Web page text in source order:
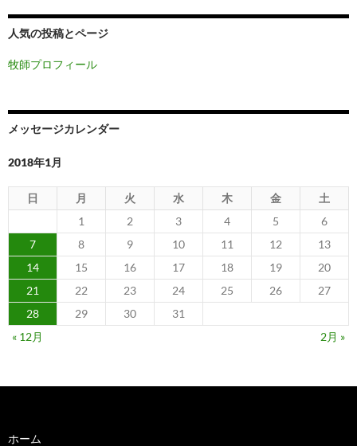
人気の投稿とページ
牧師プロフィール
メッセージカレンダー
2018年1月
日 月 火 水 木 金
土
1
2 3 4 5
6
7
8 9 10 11 12
13
14
15 16 17 18 19
20
21
22 23 24 25 26
27
28
29 30
31
« 12月
2月 »
ホーム